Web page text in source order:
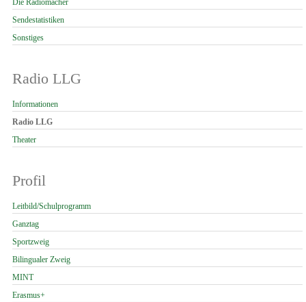
Die Radiomacher
Sendestatistiken
Sonstiges
Radio LLG
Navigation
überspringen
Informationen
Radio LLG
Theater
Profil
Navigation
überspringen
Leitbild/Schulprogramm
Ganztag
Sportzweig
Bilingualer Zweig
MINT
Erasmus+